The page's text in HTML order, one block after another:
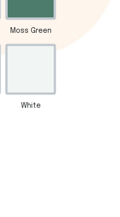
Moss Green
White